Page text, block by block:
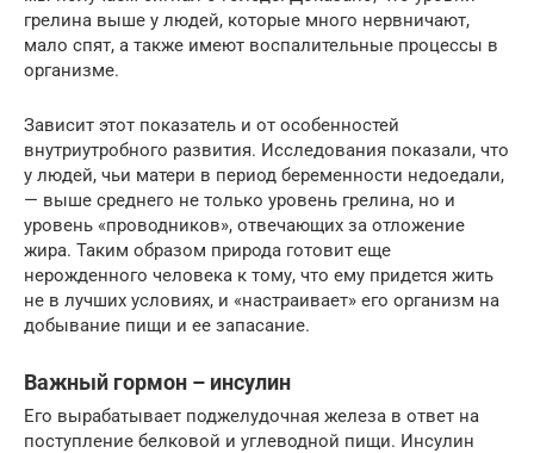
грелина выше у людей, которые много нервничают,
мало спят, а также имеют воспалительные процессы в
организме.
Зависит этот показатель и от особенностей
внутриутробного развития. Исследования показали, что
у людей, чьи матери в период беременности недоедали,
— выше среднего не только уровень грелина, но и
уровень «проводников», отвечающих за отложение
жира. Таким образом природа готовит еще
нерожденного человека к тому, что ему придется жить
не в лучших условиях, и «настраивает» его организм на
добывание пищи и ее запасание.
Важный гормон – инсулин
Его вырабатывает поджелудочная железа в ответ на
поступление белковой и углеводной пищи. Инсулин